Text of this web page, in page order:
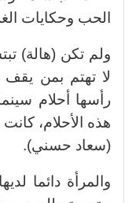
الحب وحكايات
ولم تكن (هالة)
لا تهتم بمن يقف
رأسها أحلام
هذه الأحلام،
(سعاد حسني).
والمرأة دائما